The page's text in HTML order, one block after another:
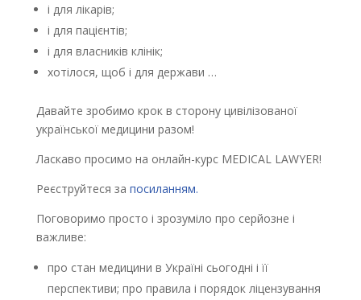
і для лікарів;
і для пацієнтів;
і для власників клінік;
хотілося, щоб і для держави …
Давайте зробимо крок в сторону цивілізованої
української медицини разом!
Ласкаво просимо на онлайн-курс MEDICAL LAWYER!
Реєструйтеся за посиланням.
Поговоримо просто і зрозуміло про серйозне і
важливе:
про стан медицини в Україні сьогодні і її
перспективи; про правила і порядок ліцензування